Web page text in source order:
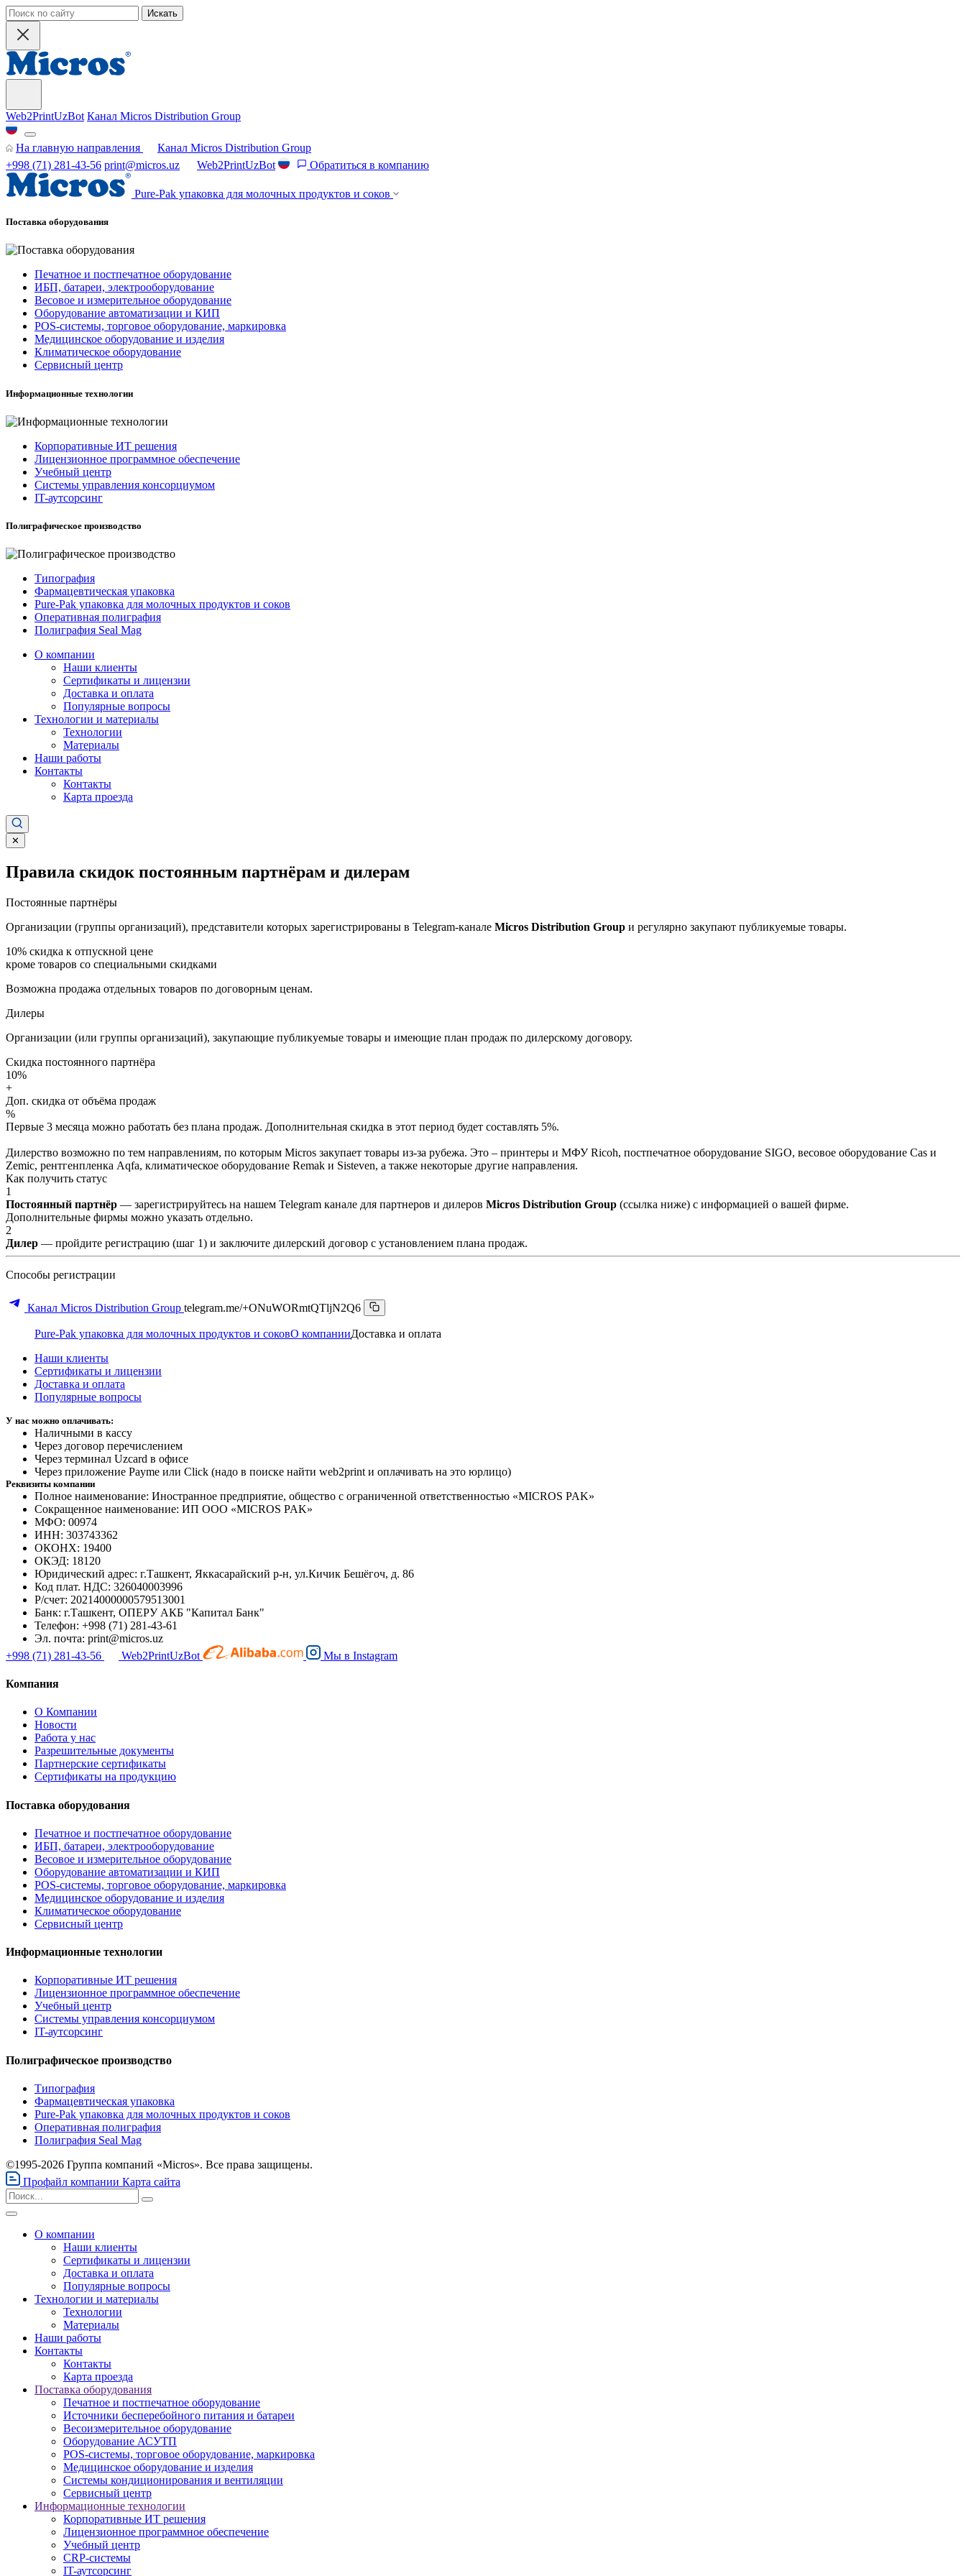
Искать
Web2PrintUzBot Канал Micros Distribution Group
На главную направления
Канал Micros Distribution Group
+998 (71) 281-43-56 print@micros.uz Web2PrintUzBot Обратиться в компанию
Pure-Pak упаковка для молочных продуктов и cоков
Поставка оборудования
Печатное и постпечатное оборудование
ИБП, батареи, электрооборудование
Весовое и измерительное оборудование
Оборудование автоматизации и КИП
POS-системы, торговое оборудование, маркировка
Медицинское оборудование и изделия
Климатическое оборудование
Сервисный центр
Информационные технологии
Корпоративные ИТ решения
Лицензионное программное обеспечение
Учебный центр
Системы управления консорциумом
IT-аутсорсинг
Полиграфическое производство
Типография
Фармацевтическая упаковка
Pure-Pak упаковка для молочных продуктов и соков
Оперативная полиграфия
Полиграфия Seal Mag
О компании
Наши клиенты
Сертификаты и лицензии
Доставка и оплата
Популярные вопросы
Технологии и материалы
Технологии
Материалы
Наши работы
Контакты
Контакты
Карта проезда
✕
Правила скидок постоянным партнёрам и дилерам
Постоянные партнёры
Организации (группы организаций), представители которых зарегистрированы в Telegram-канале Micros Distribution Group и регулярно закупают публикуемые товары.
10% скидка к отпускной цене
кроме товаров со специальными скидками
Возможна продажа отдельных товаров по договорным ценам.
Дилеры
Организации (или группы организаций), закупающие публикуемые товары и имеющие план продаж по дилерскому договору.
Скидка постоянного партнёра
10%
+
Доп. скидка от объёма продаж
%
Первые 3 месяца можно работать без плана продаж. Дополнительная скидка в этот период будет составлять 5%.
Дилерство возможно по тем направлениям, по которым Micros закупает товары из-за рубежа. Это – принтеры и МФУ Ricoh, постпечатное оборудование SIGO, весовое оборудование Cas и
Zemic, рентгенпленка Aqfa, климатическое оборудование Remak и Sisteven, а также некоторые другие направления.
Как получить статус
1
Постоянный партнёр — зарегистрируйтесь на нашем Telegram канале для партнеров и дилеров Micros Distribution Group (ссылка ниже) с информацией о вашей фирме.
Дополнительные фирмы можно указать отдельно.
2
Дилер — пройдите регистрацию (шаг 1) и заключите дилерский договор с установлением плана продаж.
Способы регистрации
Канал Micros Distribution Group telegram.me/+ONuWORmtQTljN2Q6
Pure-Pak упаковка для молочных продуктов и соковО компанииДоставка и оплата
Наши клиенты
Сертификаты и лицензии
Доставка и оплата
Популярные вопросы
У нас можно оплачивать:
Наличными в кассу
Через договор перечислением
Через терминал Uzcard в офисе
Через приложение Payme или Click (надо в поиске найти web2print и оплачивать на это юрлицо)
Реквизиты компании
Полное наименование: Иностранное предприятие, общество с ограниченной ответственностью «MICROS PAK»
Сокращенное наименование: ИП ООО «MICROS PAK»
МФО: 00974
ИНН: 303743362
ОКОНХ: 19400
ОКЭД: 18120
Юридический адрес: г.Ташкент, Яккасарайский р-н, ул.Кичик Бешёгоч, д. 86
Код плат. НДС: 326040003996
Р/счет: 20214000000579513001
Банк: г.Ташкент, ОПЕРУ АКБ "Капитал Банк"
Телефон: +998 (71) 281-43-61
Эл. почта: print@micros.uz
+998 (71) 281-43-56
Web2PrintUzBot Мы в Instagram
Компания
О Компании
Новости
Работа у нас
Разрешительные документы
Партнерские сертификаты
Сертификаты на продукцию
Поставка оборудования
Печатное и постпечатное оборудование
ИБП, батареи, электрооборудование
Весовое и измерительное оборудование
Оборудование автоматизации и КИП
POS-системы, торговое оборудование, маркировка
Медицинское оборудование и изделия
Климатическое оборудование
Сервисный центр
Информационные технологии
Корпоративные ИТ решения
Лицензионное программное обеспечение
Учебный центр
Системы управления консорциумом
IT-аутсорсинг
Полиграфическое производство
Типография
Фармацевтическая упаковка
Pure-Pak упаковка для молочных продуктов и соков
Оперативная полиграфия
Полиграфия Seal Mag
©1995-2026 Группа компаний «Micros». Все права защищены.
Профайл компании Карта сайта
О компании
Наши клиенты
Сертификаты и лицензии
Доставка и оплата
Популярные вопросы
Технологии и материалы
Технологии
Материалы
Наши работы
Контакты
Контакты
Карта проезда
Поставка оборудования
Печатное и постпечатное оборудование
Источники бесперебойного питания и батареи
Весоизмерительное оборудование
Оборудование АСУТП
POS-системы, торговое оборудование, маркировка
Медицинское оборудование и изделия
Системы кондиционирования и вентиляции
Сервисный центр
Информационные технологии
Корпоративные ИТ решения
Лицензионное программное обеспечение
Учебный центр
CRP-системы
IT-аутсорсинг